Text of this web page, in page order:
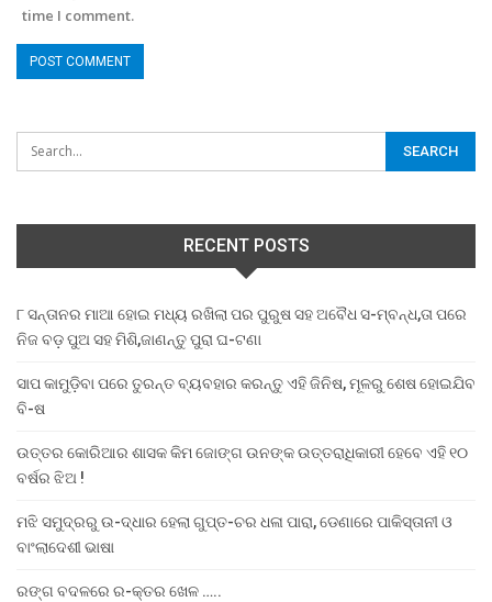
time I comment.
RECENT POSTS
୮ ସନ୍ତାନର ମାଆ ହୋଇ ମଧ୍ୟ ରଖିଲା ପର ପୁରୁଷ ସହ ଅବୈଧ ସ-ମ୍ବନ୍ଧ,ତା ପରେ
ନିଜ ବଡ଼ ପୁଅ ସହ ମିଶି,ଜାଣନ୍ତୁ ପୁରା ଘ-ଟଣା
ସାପ କାମୁଡ଼ିବା ପରେ ତୁରନ୍ତ ବ୍ୟବହାର କରନ୍ତୁ ଏହି ଜିନିଷ, ମୂଳରୁ ଶେଷ ହୋଇଯିବ
ବି-ଷ
ଉତ୍ତର କୋରିଆର ଶାସକ କିମ ଜୋଙ୍ଗ ଉନଙ୍କ ଉତ୍ତରାଧିକାରୀ ହେବେ ଏହି ୧୦
ବର୍ଷର ଝିଅ !
ମଝି ସମୁଦ୍ରରୁ ଉ-ଦ୍ଧାର ହେଲା ଗୁପ୍ତ-ଚର ଧଳା ପାରା, ଡେଣାରେ ପାକିସ୍ତାନୀ ଓ
ବାଂଲାଦେଶୀ ଭାଷା
ରଙ୍ଗ ବଦଳରେ ର-କ୍ତର ଖେଳ …..